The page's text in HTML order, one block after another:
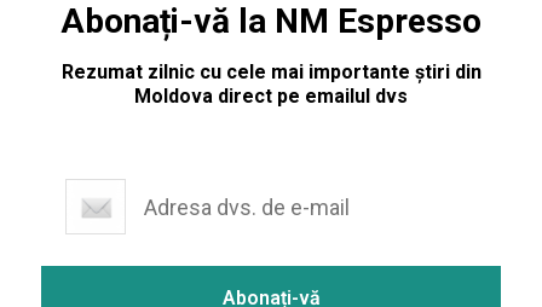
Abonați-vă la NM Espresso
Rezumat zilnic cu cele mai importante știri din
Moldova direct pe emailul dvs